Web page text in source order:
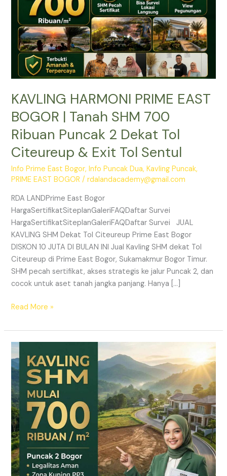
KAVLING HARMONI PRIME EAST
BOGOR | Tanah SHM 700
Ribuan Puncak 2 Dekat Tol
Citeureup & Exit Tol Sentul
Info Prime East Bogor,Info Puncak Dua,Kavling Puncak,
PRIME EAST BOGOR /rdalandacademy@gmail.com
RDA LANDPrime East Bogor
HargaSertifikatSiteplanGaleriFAQDaftar Survei
HargaSertifikatSiteplanGaleriFAQDaftar Survei JUAL
KAVLING SHM Dekat Tol Citeureup Prime East Bogor
DISKON 10 JUTA DI BULAN INI Jual Kavling SHM dekat Tol
Citeureup di Prime East Bogor, Sukamakmur Bogor Timur.
SHM pecah sertifikat, akses strategis ke jalur Puncak 2, dan
cocok untuk aset tanah jangka panjang. Hanya […]
700
Ribuan
Puncak
Dekat
Citeureup
Exit
Tol
Read More »
HARMONI
PRIME
EAST
BOGOR
–
KAVLING
SHM
LEGAL
DI
PUNCAK
2